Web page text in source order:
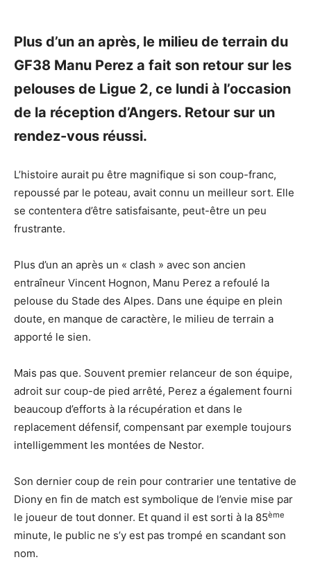
Plus d’un an après, le milieu de terrain du
GF38 Manu Perez a fait son retour sur les
pelouses de Ligue 2, ce lundi à l’occasion
de la réception d’Angers. Retour sur un
rendez-vous réussi.
L’histoire aurait pu être magnifique si son coup-franc,
repoussé par le poteau, avait connu un meilleur sort. Elle
se contentera d’être satisfaisante, peut-être un peu
frustrante.
Plus d’un an après un « clash » avec son ancien
entraîneur Vincent Hognon, Manu Perez a refoulé la
pelouse du Stade des Alpes. Dans une équipe en plein
doute, en manque de caractère, le milieu de terrain a
apporté le sien.
Mais pas que. Souvent premier relanceur de son équipe,
adroit sur coup-de pied arrêté, Perez a également fourni
beaucoup d’efforts à la récupération et dans le
replacement défensif, compensant par exemple toujours
intelligemment les montées de Nestor.
Son dernier coup de rein pour contrarier une tentative de
Diony en fin de match est symbolique de l’envie mise par
le joueur de tout donner. Et quand il est sorti à la 85ème
minute, le public ne s’y est pas trompé en scandant son
nom.